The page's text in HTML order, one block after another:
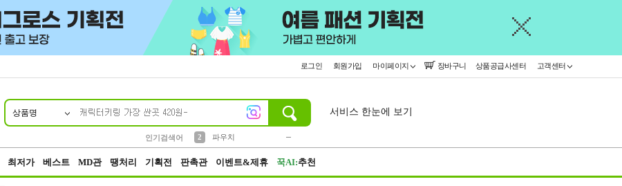
로그인 회원가입 마이페이지 장바구니 상품공급사센터 고객센터
상품명
인기검색어
2
파우치
서비스 한눈에 보기
최저가 베스트 MD관 땡처리 기획전 판촉관 이벤트&제휴 꾹AI:추천